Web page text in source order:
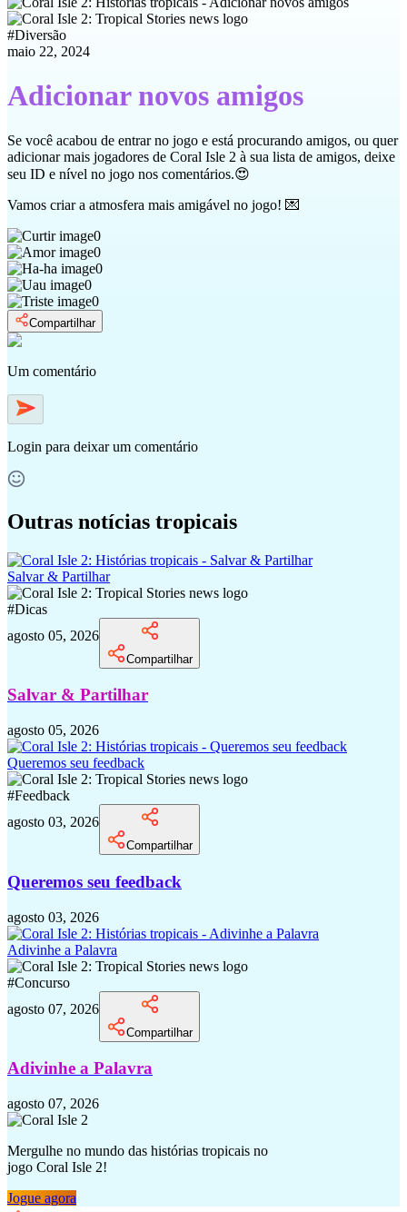
#Diversão
maio 22, 2024
Adicionar novos amigos
Se você acabou de entrar no jogo e está procurando amigos, ou quer
adicionar mais jogadores de Coral Isle 2 à sua lista de amigos, deixe
seu ID e nível no jogo nos comentários. 😍
Vamos criar a atmosfera mais amigável no jogo! 💌
0
0
0
0
0
Compartilhar
Um comentário
Login para deixar um comentário
Outras notícias tropicais
Salvar & Partilhar
#Dicas
agosto 05, 2026
Compartilhar
Salvar & Partilhar
agosto 05, 2026
Queremos seu feedback
#Feedback
agosto 03, 2026
Compartilhar
Queremos seu feedback
agosto 03, 2026
Adivinhe a Palavra
#Concurso
agosto 07, 2026
Compartilhar
Adivinhe a Palavra
agosto 07, 2026
Mergulhe no mundo das histórias tropicais no
jogo Coral Isle 2!
Jogue agora